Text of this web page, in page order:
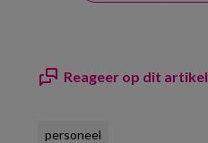
Reageer op dit artikel
personeel